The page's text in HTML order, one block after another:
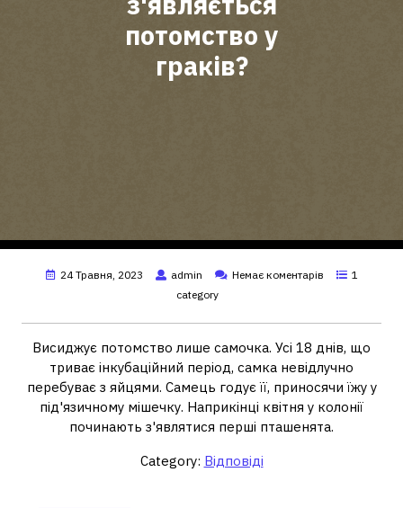
потомство у
граків?
24 Травня, 2023 admin Немає коментарів
1
category
Висиджує потомство лише самочка. Усі 18 днів, що
триває інкубаційний період, самка невідлучно
перебуває з яйцями. Самець годує її, приносячи їжу у
під'язичному мішечку. Наприкінці квітня у колонії
починають з'являтися перші пташенята.
Category: Відповіді